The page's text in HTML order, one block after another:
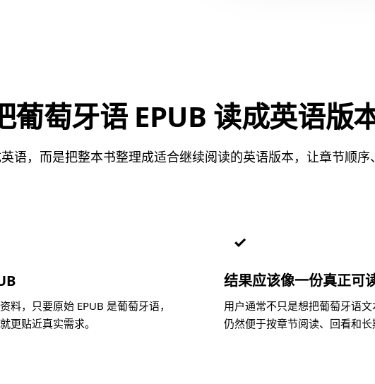
葡萄牙语 EPUB 读成英语版
语，而是把整本书整理成适合继续阅读的英语版本，让章节顺序
，只要原始 EPUB 是葡萄牙语，
更贴近真实需求。
✓
结果应该像一份真正可
用户通常不只是想把葡萄牙语
仍然便于按章节阅读、回看和长